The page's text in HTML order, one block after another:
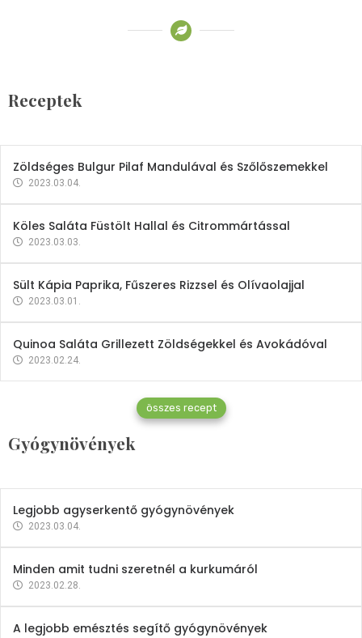
Receptek
2023.03.06.
Zöldséges Bulgur Pilaf Mandulával és Szőlőszemekkel
2023.03.04.
Köles Saláta Füstölt Hallal és Citrommártással
2023.03.03.
Sült Kápia Paprika, Fűszeres Rizzsel és Olívaolajjal
2023.03.01.
Quinoa Saláta Grillezett Zöldségekkel és Avokádóval
2023.02.24.
összes recept
Gyógynövények
Gyógynövények
Mindent a petrezselyemről
2023.12.21.
Legjobb agyserkentő gyógynövények
2023.03.04.
Minden amit tudni szeretnél a kurkumáról
2023.02.28.
A legjobb emésztés segítő gyógynövények